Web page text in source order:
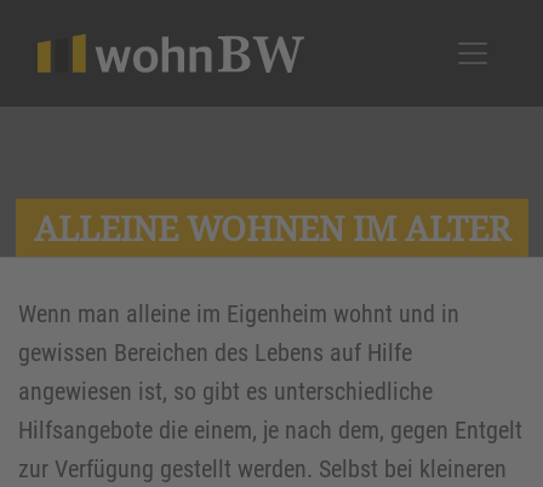
ALLEINE WOHNEN IM ALTER
Wenn man alleine im Eigenheim wohnt und in
gewissen Bereichen des Lebens auf Hilfe
angewiesen ist, so gibt es unterschiedliche
Hilfsangebote die einem, je nach dem, gegen Entgelt
zur Verfügung gestellt werden. Selbst bei kleineren